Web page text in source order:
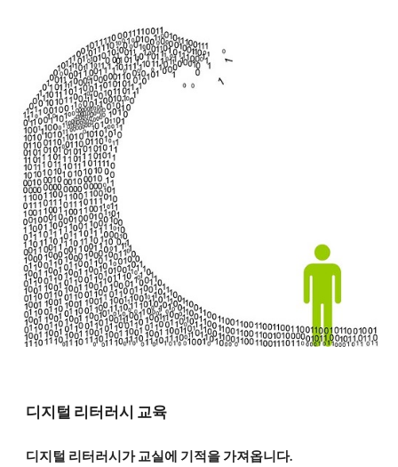
디지털 리터러시 교육
디지털 리터러시가 교실에 기적을 가져옵니다.